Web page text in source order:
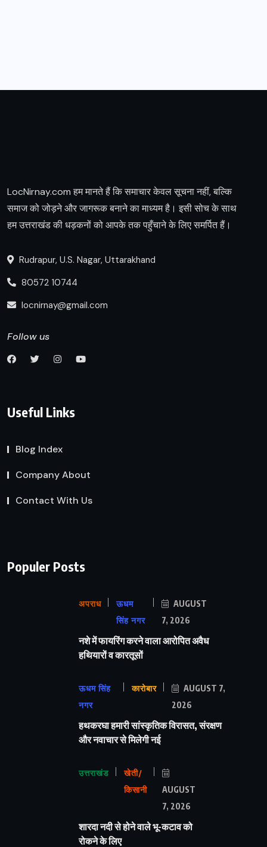
LocNirnay.com हम मानते हैं कि समाचार केवल सूचना नहीं, बल्कि
समाज को जोड़ने और जागरूक बनाने का माध्यम है। इसी सोच के साथ
हम उत्तराखंड की धड़कनों को आपके तक पहुँचाने के लिए समर्पित हैं।
Rudrapur, U.S. Nagar, Uttarakhand
80572 10744
locnirnay@gmail.com
Follow us
Useful Links
Blog Index
Company About
Contact With Us
Populer Posts
अपराध
ऊधम
सिंह नगर
AUGUST
7, 2026
नशे में फायरिंग करने वाला आरोपित अवैध
हथियारों व कारतूसों
ऊधम सिंह
नगर
कारोबार
AUGUST 7,
2026
हथकरघा हमारी सांस्कृतिक विरासत, संरक्षण
और नवाचार से मिलेगी नई
उत्तराखंड
खेती/
किसानी
AUGUST
7, 2026
शारदा नदी से होने वाले भू-कटाव को
रोकने के लिए